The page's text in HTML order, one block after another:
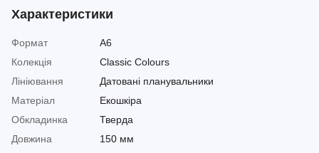
Характеристики
Формат
A6
Колекція
Classic Colours
Лініювання
Датовані планувальники
Матеріал
Екошкіра
Обкладинка
Тверда
Довжина
150 мм